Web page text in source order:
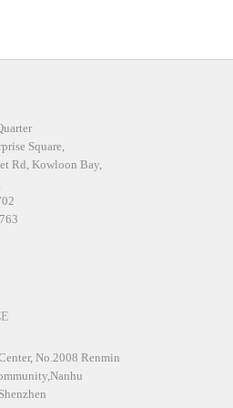
Square,
Rd, Kowloon Bay,
No.2008 Renmin